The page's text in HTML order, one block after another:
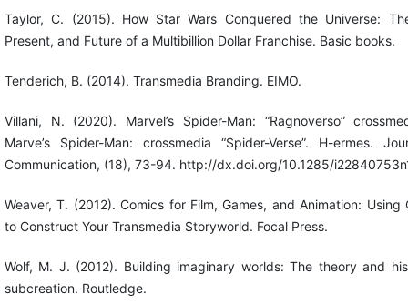
Taylor, C. (2015). How Star Wars Conquered the Universe:
Present, and Future of a Multibillion Dollar Franchise. Basic books.
Tenderich, B. (2014). Transmedia Branding. EIMO.
Villani, N. (2020). Marvel’s Spider-Man: “Ragnoverso”
Marve’s Spider-Man: crossmedia “Spider-Verse”. H-ermes.
Communication, (18), 73-94. http://dx.doi.org/10.1285/
Weaver, T. (2012). Comics for Film, Games, and Animation: Using
to Construct Your Transmedia Storyworld. Focal Press.
Wolf, M. J. (2012). Building imaginary worlds: The theory and
subcreation. Routledge.